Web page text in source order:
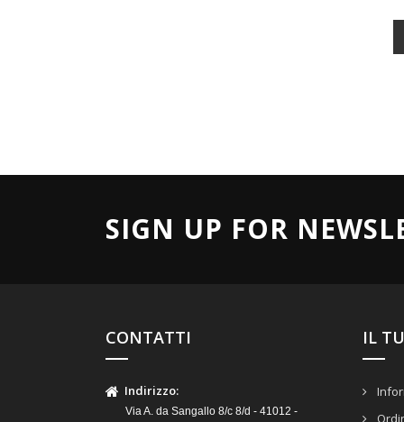
SIGN UP FOR
CONTATTI
Indirizzo:
Via A. da Sangallo 8/c 8/d - 41012 -
IL